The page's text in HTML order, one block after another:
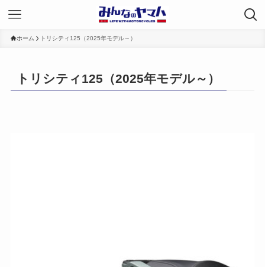
ホーム トリシティ125（2025年モデル～）
トリシティ125（2025年モデル～）